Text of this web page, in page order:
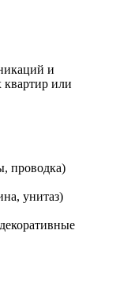
и
или
проводка)
унитаз)